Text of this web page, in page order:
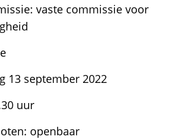
vaste commissie voor
13 september 2022
uur
openbaar